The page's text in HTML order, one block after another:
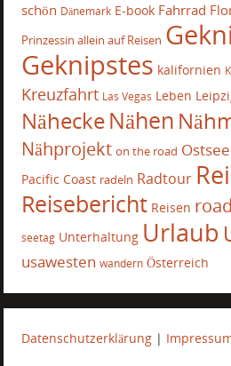
schön Dänemark E-book Fahrrad
Prinzessin allein auf Reisen
Geknipstes kalifornien
Kreuzfahrt Las Vegas Leben
NäheckeNähen
Nähprojekt on the road Ostsee
Pacific Coast radeln Radtour
Reisebericht Reisen
seetag Unterhaltung Urlaub
usawesten wandern Österreich
Datenschutzerklärung |